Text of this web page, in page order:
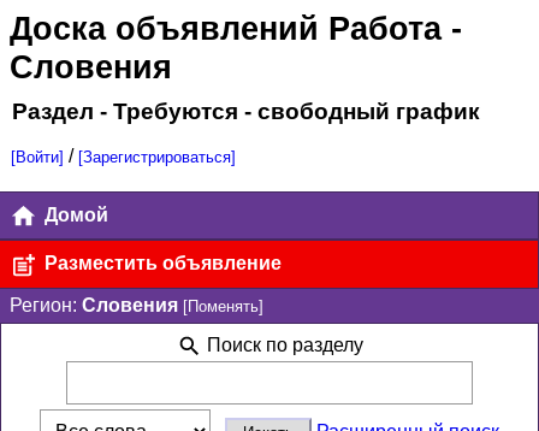
Доска объявлений Работа-
Словения
Раздел - Требуются - свободный график
[Войти] / [Зарегистрироваться]
Домой
Разместить объявление
Регион: Словения [Поменять]
Поиск по разделу